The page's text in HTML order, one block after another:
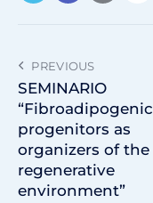
PREVIOUS
SEMINARIO
“Fibroadipogenic
progenitors as
organizers of the
regenerative
environment”